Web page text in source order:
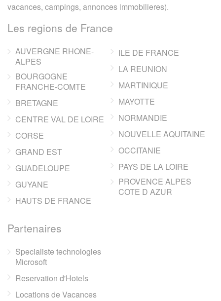
vacances, campings, annonces immobilieres).
Les regions de France
AUVERGNE RHONE-
ALPES
BOURGOGNE
FRANCHE-COMTE
BRETAGNE
CENTRE VAL DE LOIRE
CORSE
GRAND EST
GUADELOUPE
GUYANE
HAUTS DE FRANCE
ILE DE FRANCE
LA REUNION
MARTINIQUE
MAYOTTE
NORMANDIE
NOUVELLE AQUITAINE
OCCITANIE
PAYS DE LA LOIRE
PROVENCE ALPES
COTE D AZUR
Partenaires
Specialiste technologies
Microsoft
Reservation d'Hotels
Locations de Vacances